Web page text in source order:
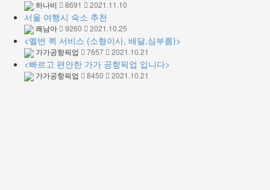
하나비 8691 2021.11.10
서울 여행시 숙소 추천
쾌남아 9260 2021.10.25
<멜번 퀵 서비스 (소형이사, 배달,심부름)>
가가공항픽업 7657 2021.10.21
<빠르고 편안한 가가 공항픽업 입니다>
가가공항픽업 8450 2021.10.21